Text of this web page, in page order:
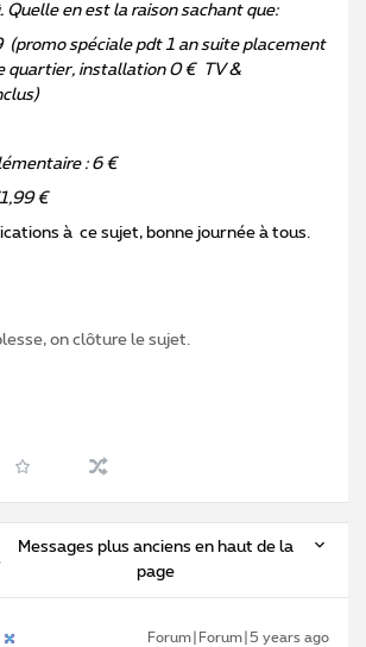
en est la raison sachant que:
(promo spéciale pdt 1 an suite placement
quartier, installation 0 € TV &
: 6 €
€
à ce sujet, bonne journée à tous.
on clôture le sujet.
Messages plus anciens en haut de la
page
Forum|Forum|5 years ago